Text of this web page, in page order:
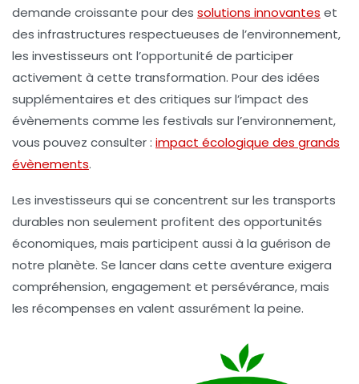
demande croissante pour des solutions innovantes et
des infrastructures respectueuses de l’environnement,
les investisseurs ont l’opportunité de participer
activement à cette transformation. Pour des idées
supplémentaires et des critiques sur l’impact des
évènements comme les festivals sur l’environnement,
vous pouvez consulter : impact écologique des grands
évènements.
Les investisseurs qui se concentrent sur les transports
durables non seulement profitent des opportunités
économiques, mais participent aussi à la guérison de
notre planète. Se lancer dans cette aventure exigera
compréhension, engagement et persévérance, mais
les récompenses en valent assurément la peine.